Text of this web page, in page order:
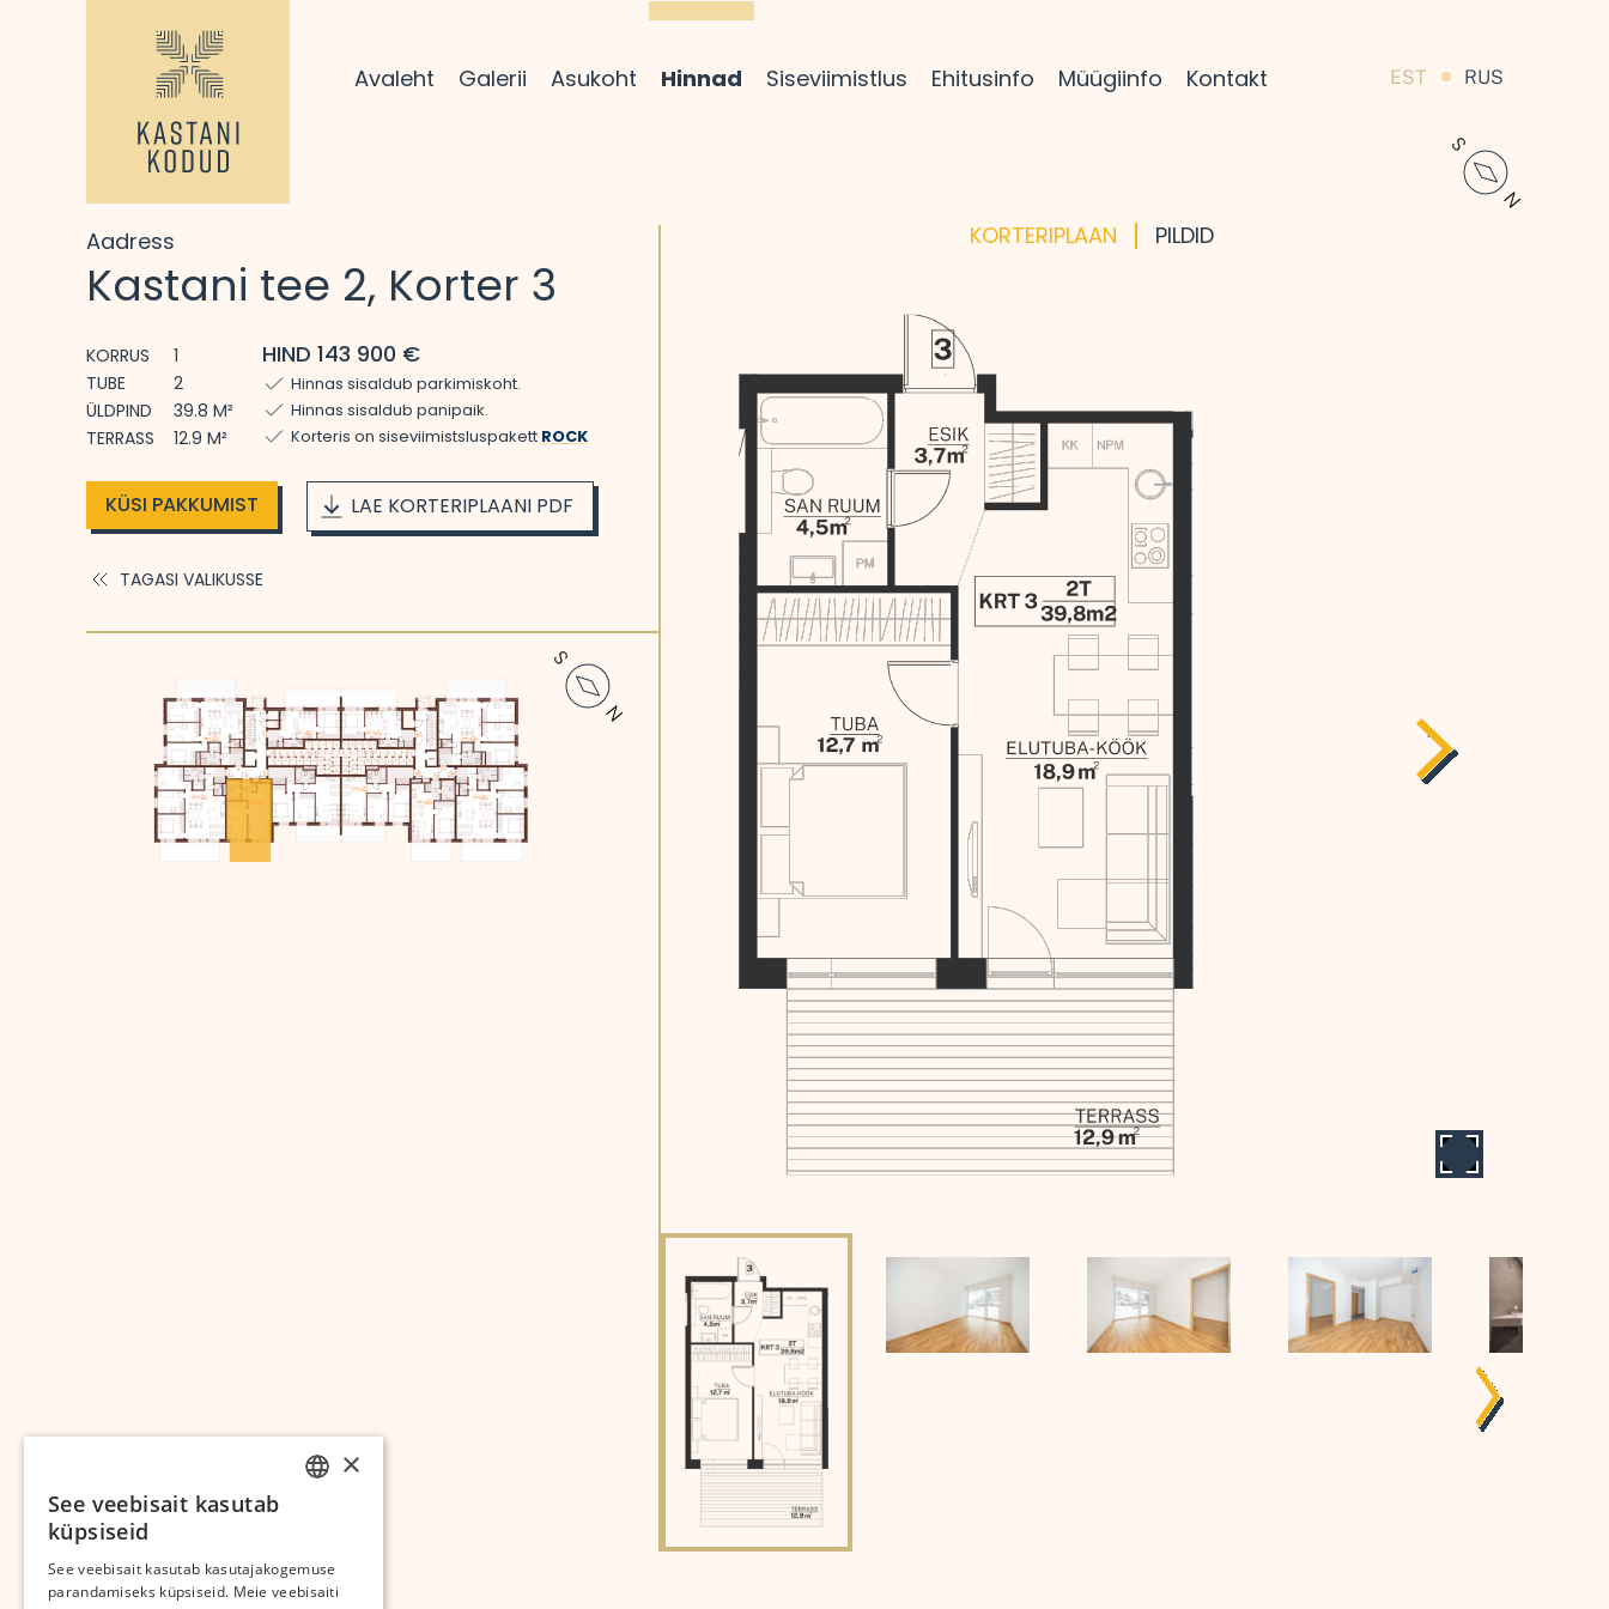
Avaleht Galerii Asukoht Hinnad Siseviimistlus Ehitusinfo Müügiinfo Kontakt EST RUS
Aadress
Kastani tee 2, Korter 3
KORRUS
1
TUBE
2
ÜLDPIND
39.8 M²
TERRASS
12.9 M²
HIND 143 900 €
Hinnas sisaldub parkimiskoht.
Hinnas sisaldub panipaik.
Korteris on siseviimistsluspakett ROCK
KÜSI PAKKUMIST LAE KORTERIPLAANI PDF
TAGASI VALIKUSSE
KORTERI­PLAAN PILDID
×
See veebisait kasutab
küpsiseid
See veebisait kasutab kasutajakogemuse
parandamiseks küpsiseid. Meie veebisaiti